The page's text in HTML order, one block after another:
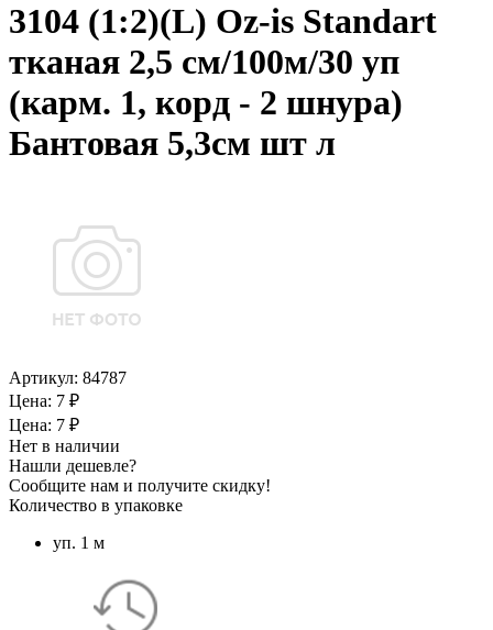
3104 (1:2)(L) Oz-is Standart
тканая 2,5 см/100м/30 уп
(карм. 1, корд - 2 шнура)
Бантовая 5,3см шт л
Артикул: 84787
Цена: 7 ₽
Цена: 7 ₽
Нет в наличии
Нашли дешевле?
Сообщите нам и получите скидку!
Количество в упаковке
уп. 1 м